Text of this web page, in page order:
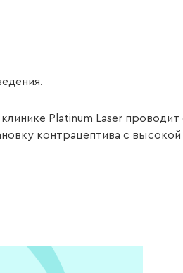
Platinum Laser
контрацептива с